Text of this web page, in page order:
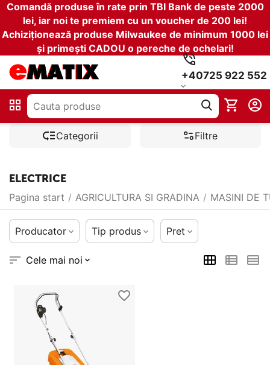
Comandă produse în rate prin TBI Bank de peste 2000
lei, iar noi te premiem cu un voucher de 200 lei!
Achiziționează produse Milwaukee de minimum 1000 lei
și primești CADOU o pereche de ochelari!
+40725 922 552
Categorii Filtre
ELECTRICE
Pagina start / AGRICULTURA SI GRADINA / MASINI DE
Producator Tip produs Pret
Cele mai noi